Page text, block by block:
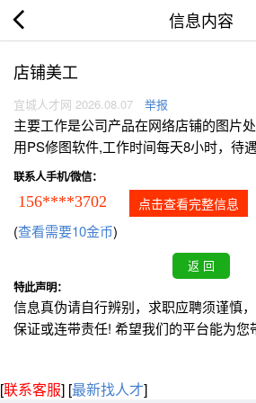
信息内容
店铺美工
宜城人才网 2026.08.07 举报
主要工作是公司产品在网络店铺的图片
用PS修图软件,工作时间每天8小时，待遇
联系人手机/微信：
156****3702 点击查看完整信息
(查看需要10金币)
特此声明：
信息真伪请自行辨别，求职应聘须谨慎
保证或连带责任! 希望我们的平台能为您
[联系客服] [最新找人才]